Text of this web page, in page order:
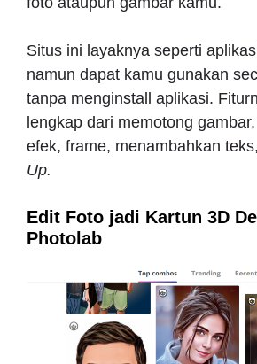
Situs ini layaknya seperti
namun dapat kamu gunakan
tanpa menginstall aplikasi.
lengkap dari memotong
efek, frame, menambahkan teks,
Up.
Edit Foto jadi Kartun 3D
Photolab